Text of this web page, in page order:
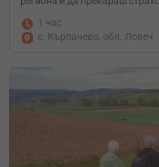
1 час
с. Кърпачево, обл. Ловеч